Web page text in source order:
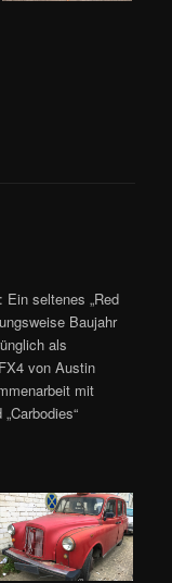
seltenes „Red
Baujahr
als
von Austin
mit